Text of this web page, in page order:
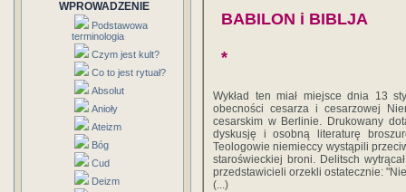
WPROWADZENIE
Podstawowa
terminologia
Czym jest kult?
Co to jest rytuał?
Absolut
Anioły
Ateizm
Bóg
Cud
Deizm
BABILON i BIBLJA
*
Wykład ten miał miejsce dnia 13
obecności cesarza i cesarzowej
cesarskim w Berlinie. Drukowany
dyskusję i osobną literaturę
Teologowie niemieccy wystąpili
staroświeckiej broni. Delitsch
przedstawicieli orzekli ostatecznie:
(...)